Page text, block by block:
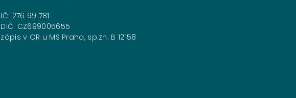
IČ: 276 99 781
DIČ: CZ699005655
zápis v OR u MS Praha, sp.zn. B 12158